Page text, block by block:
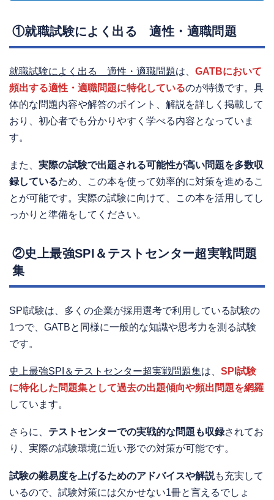
①就職試験によく出る 適性・適職問題
就職試験によく出る 適性・適職問題は、 GATBにおいて
頻出する適性・適職問題に特化しているのが特徴です。具
体的な問題内容や解答のポイント、解説を詳しく掲載して
おり、初心者でも分かりやすく学べる内容となっていま
す。
また、 実際の試験で出題される可能性が高い問題を多数収
録しているため、この本を使って効率的に対策を進めるこ
とが可能です。実際の試験に向けて、この本を活用してし
っかりと準備をしてください。
②史上最強SPI＆テストセンター超実戦問題
集
SPI試験は、多くの企業が採用選考で利用している試験の
1つで、GATBと同様に一般的な知識や思考力を測る試験
です。
史上最強SPI＆テストセンター超実戦問題集は、 SPI試験
に特化した問題集として過去の出題傾向や頻出問題を網羅
しています。
さらに、 テストセンターでの実戦的な問題も収録されてお
り、実際の試験環境に近い形での対策が可能です。
試験の難易度を上げるためのアドバイスや解説も充実して
いるので、試験対策には欠かせない1冊と言えるでしょ